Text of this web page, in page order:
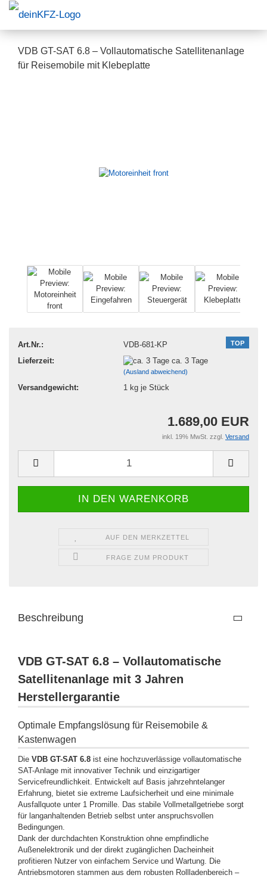
VDB GT-SAT 6.8 – Vollautomatische Satellitenanlage
für Reisemobile mit Klebeplatte
TOP
Art.Nr.:
VDB-681-KP
Lieferzeit:
ca. 3 Tage
(Ausland abweichend)
Versandgewicht: 1kg je Stück
1.689,00 EUR
inkl. 19% MwSt. zzgl. Versand
AUF DEN MERKZETTEL
FRAGE ZUM PRODUKT
Beschreibung
VDB GT-SAT 6.8 – Vollautomatische
Satellitenanlage mit 3 Jahren
Herstellergarantie
Optimale Empfangslösung für Reisemobile &
Kastenwagen
Die VDB GT-SAT 6.8 ist eine hochzuverlässige vollautomatische
SAT-Anlage mit innovativer Technik und einzigartiger
Servicefreundlichkeit. Entwickelt auf Basis jahrzehntelanger
Erfahrung, bietet sie extreme Laufsicherheit und eine minimale
Ausfallquote unter 1 Promille. Das stabile Vollmetallgetriebe sorgt
für langanhaltenden Betrieb selbst unter anspruchsvollen
Bedingungen.
Dank der durchdachten Konstruktion ohne empfindliche
Außenelektronik und der direkt zugänglichen Dacheinheit
profitieren Nutzer von einfachem Service und Wartung. Die
Antriebsmotoren stammen aus dem robusten Rollladenbereich –